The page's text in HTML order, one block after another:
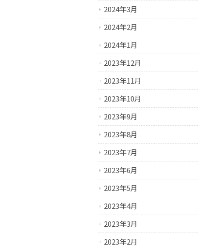
2024年3月
2024年2月
2024年1月
2023年12月
2023年11月
2023年10月
2023年9月
2023年8月
2023年7月
2023年6月
2023年5月
2023年4月
2023年3月
2023年2月